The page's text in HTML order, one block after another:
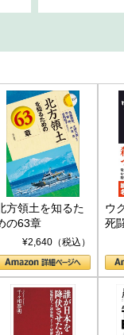
方領土を知るた
の63章
¥2,640（税込）
ウ
死
ト